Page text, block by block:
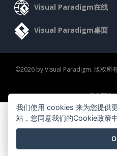
Visual Paradigm在线
Visual Paradigm桌面
©2026 by Visual Paradigm. 版权所有
Content Guidelines
安全概述
我们使用 cookies 来为您提供
站，您同意我们的Cookie政策